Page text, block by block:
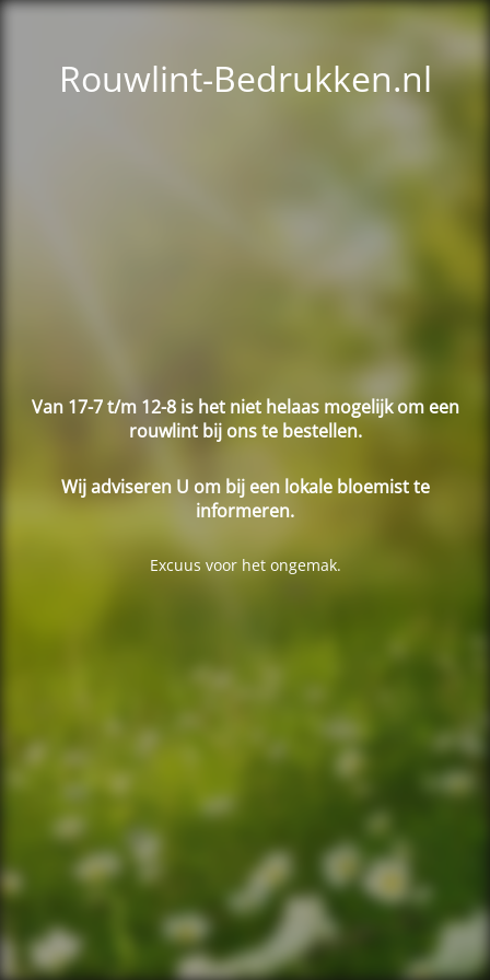
Rouwlint-Bedrukken.nl
Van 17-7 t/m 12-8 is het niet helaas mogelijk om een
rouwlint bij ons te bestellen.
Wij adviseren U om bij een lokale bloemist te
informeren.
Excuus voor het ongemak.